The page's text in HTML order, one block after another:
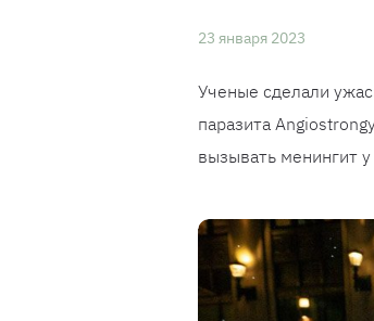
23 января 2023
Ученые сделали
паразита
вызывать менингит